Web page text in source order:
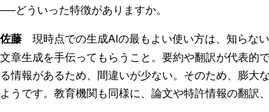
──どういった特徴がありますか。
佐藤 現時点での生成AIの最もよい使い方は、知らな
文章生成を手伝ってもらうこと。要約や翻訳が代表的
る情報があるため、間違いが少ない。そのため、膨大
ようです。教育機関も同様に、論文や特許情報の翻訳